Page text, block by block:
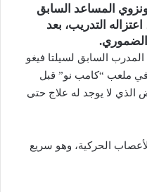
المساعد السابق
التدريب، بعد
الضموري.
السابق لسيلتا فيغو
ملعب “كامب نو” قبل
الذي لا يوجد له علاج حتى
الحركية، وهو سريع